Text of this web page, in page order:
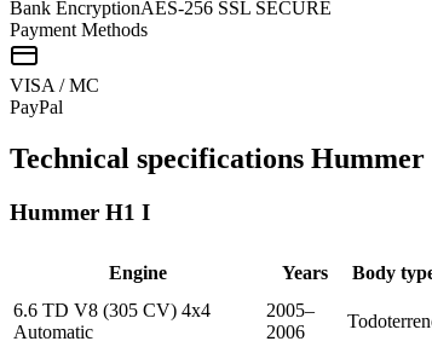
Bank EncryptionAES-256 SSL SECURE
Payment Methods
VISA / MC
PayPal
Technical specifications Hummer
Hummer H1 I
Engine Years Body
6.6 TD V8 (305 CV) 4x4
Automatic
2005–
2006